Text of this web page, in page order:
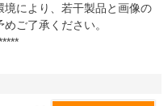
により、若干製品と画像の
ご了承ください。